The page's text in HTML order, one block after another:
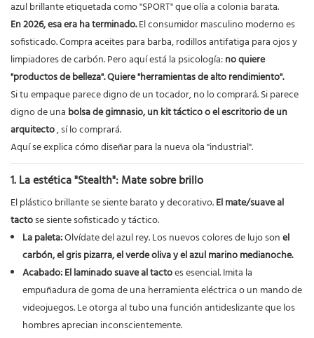
azul brillante etiquetada como "SPORT" que olía a colonia barata.
En 2026, esa era ha terminado.El consumidor masculino moderno es
sofisticado. Compra aceites para barba, rodillos antifatiga para ojos y
limpiadores de carbón. Pero aquí está la psicología:no quiere
"productos de belleza". Quiere "herramientas de alto rendimiento".
Si tu empaque parece digno de un tocador, no lo comprará. Si parece
digno de una bolsa de gimnasio, un kit táctico o el escritorio de un
arquitecto, sí lo comprará.
Aquí se explica cómo diseñar para la nueva ola "industrial".
1. La estética "Stealth": Mate sobre brillo
El plástico brillante se siente barato y decorativo.El mate/suave al
tactose siente sofisticado y táctico.
La paleta:Olvídate del azul rey. Los nuevos colores de lujo sonel
carbón, el gris pizarra, el verde oliva y el azul marino medianoche.
Acabado:El laminado suave al tactoes esencial. Imita la
empuñadura de goma de una herramienta eléctrica o un mando de
videojuegos. Le otorga al tubo una función antideslizante que los
hombres aprecian inconscientemente.